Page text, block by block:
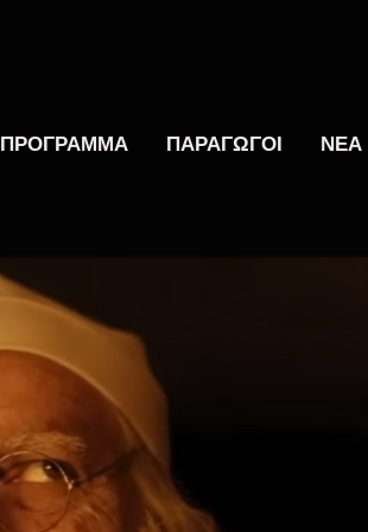
ΠΡΟΓΡΑΜΜΑ ΠΑΡΑΓΩΓΟΙ ΝΕΑ